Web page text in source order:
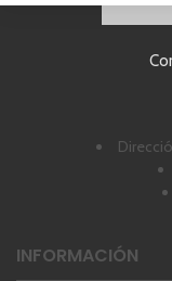
INFORMACIÓN